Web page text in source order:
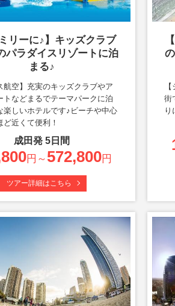
ミリーに♪】キッズクラブ
パラダイスリゾートに泊
まる♪
航空】充実のキッズクラブやア
トなどまるでテーマパークに泊
楽しいホテルです♪ビーチや中心
ど近くて便利！
成田発 5日間
円～ 572,800円
ツアー詳細はこちら
街
り